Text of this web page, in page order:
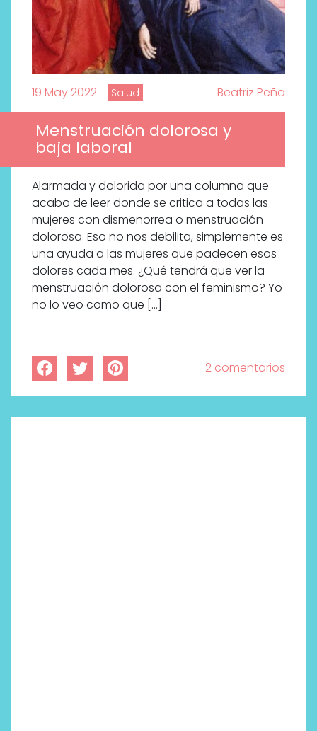
19 May 2022 Salud Beatriz Peña
Menstruación dolorosa y
baja laboral
Alarmada y dolorida por una columna que
acabo de leer donde se critica a todas las
mujeres con dismenorrea o menstruación
dolorosa. Eso no nos debilita, simplemente es
una ayuda a las mujeres que padecen esos
dolores cada mes. ¿Qué tendrá que ver la
menstruación dolorosa con el feminismo? Yo
no lo veo como que […]
2 comentarios